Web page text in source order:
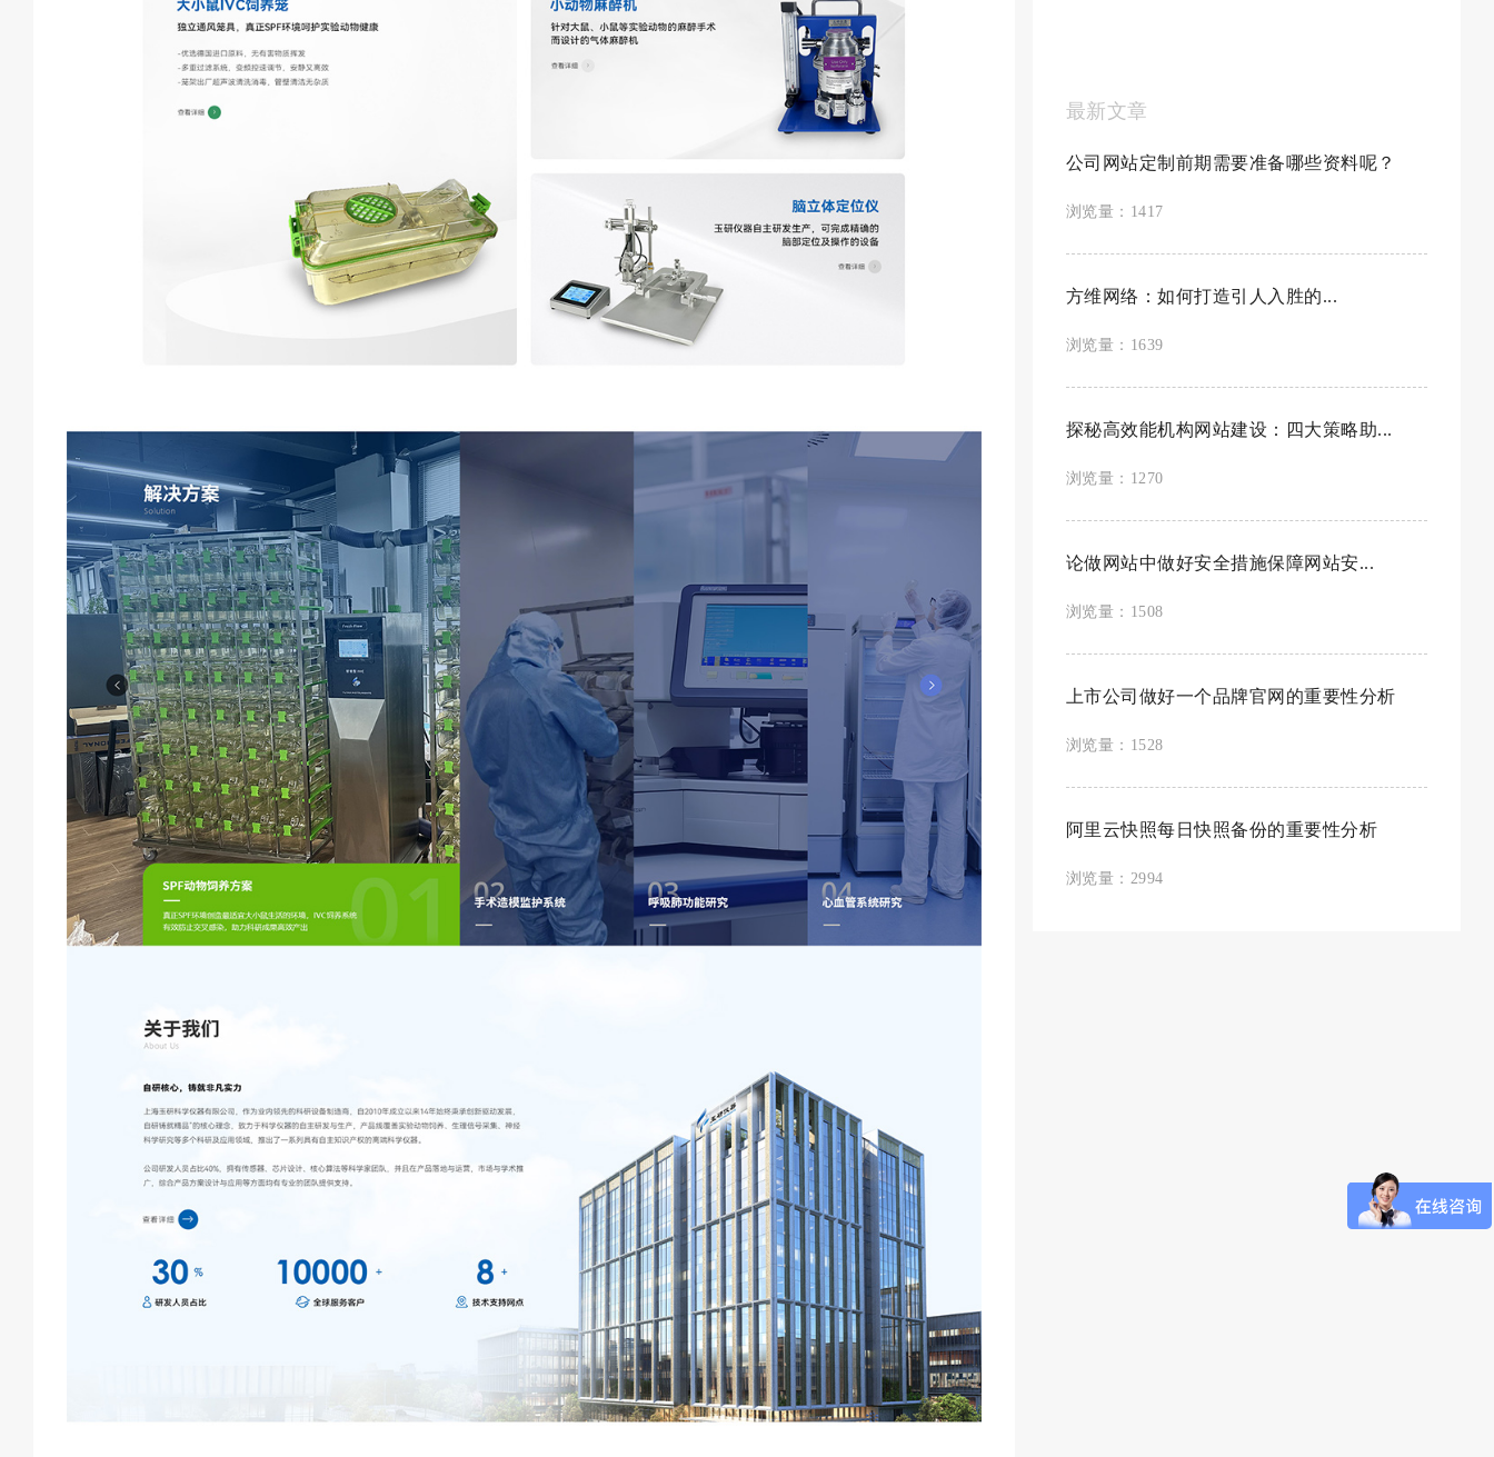
最新文章
公司网站定制前期需要准备哪些资料呢？
浏览量：1417
方维网络：如何打造引人入胜的...
浏览量：1639
探秘高效能机构网站建设：四大策略助...
浏览量：1270
论做网站中做好安全措施保障网站安...
浏览量：1508
上市公司做好一个品牌官网的重要性分析
浏览量：1528
阿里云快照每日快照备份的重要性分析
浏览量：2994